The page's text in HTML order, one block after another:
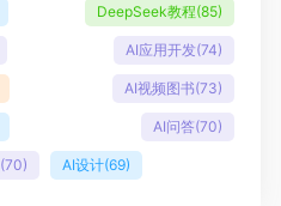
DeepSeek教程(85)
AI应用开发(74)
AI视频图书(73)
AI问答(70)
(70) AI设计(69)